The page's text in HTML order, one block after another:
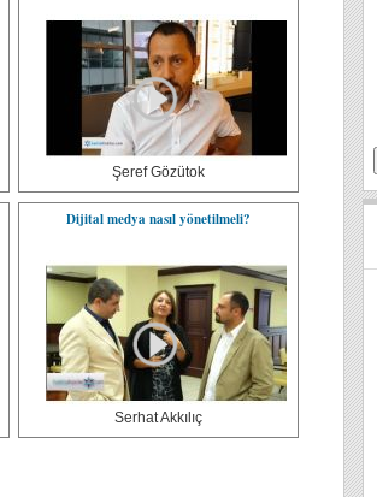
Şeref Gözütok
Dijital medya nasıl yönetilmeli?
Serhat Akkılıç